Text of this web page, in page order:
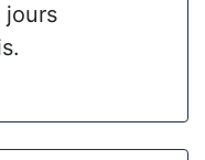
jours